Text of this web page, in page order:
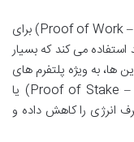
بیت کوین از مکانیزم «اثبات کار» (Proof of Work – PoW) برای
می کند که بسیار
ها، به ویژه پلتفرم های
جدیدتر، به سمت «اثبات سهام» (Proof of Stake – PoS) یا
انرژی را کاهش داده و